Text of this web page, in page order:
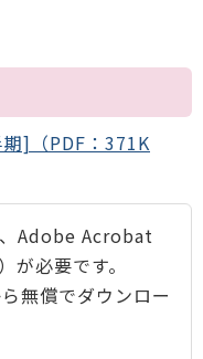
]（PDF：371K
Adobe Acrobat
必要です。
無償でダウンロー